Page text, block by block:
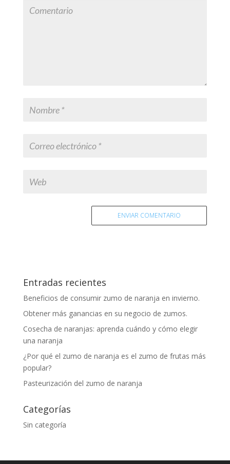
Entradas recientes
Beneficios de consumir zumo de naranja en invierno.
Obtener más ganancias en su negocio de zumos.
Cosecha de naranjas: aprenda cuándo y cómo elegir
una naranja
¿Por qué el zumo de naranja es el zumo de frutas más
popular?
Pasteurización del zumo de naranja
Categorías
Sin categoría